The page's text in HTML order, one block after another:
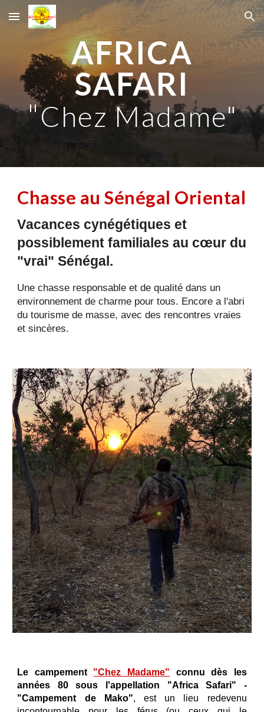
Skip to main content Skip to navigation
AFRICA
SAFARI
"Chez Madame"
Chasse au Sénégal Oriental
Vacances cynégétiques et
possiblement familiales au cœur du
"vrai" Sénégal.
Une chasse responsable et de qualité dans un
environnement de charme pourtous. Encorea l'abri
du tourisme de masse, avec des rencontres vraies
et sincères.
Le campement "Chez Madame" connu dès les
années 80 sous l'appellation "Africa Safari" -
"Campement de Mako", est un lieu redevenu